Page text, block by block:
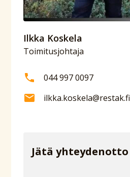
Ilkka Koskela
Toimitusjohtaja
044 997 0097
ilkka.koskela@restak.fi
Jätä yhteydenotto